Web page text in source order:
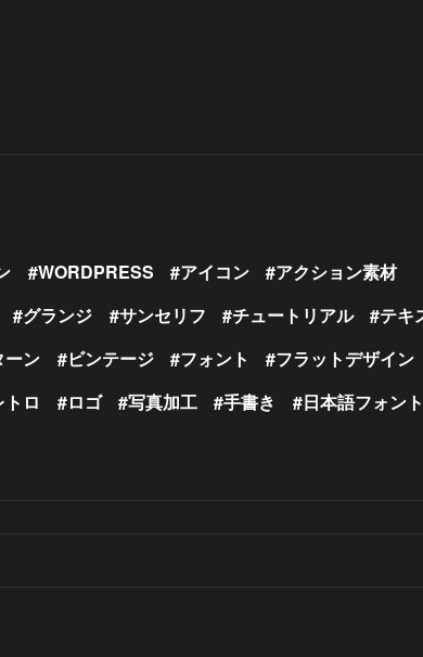
WORDPRESS アイコン
アクション素材
グランジ サンセリフ チュートリアル
テキ
ーン ビンテージ フォント フラットデザイン
トロ ロゴ 写真加工 手書き 日本語フォント